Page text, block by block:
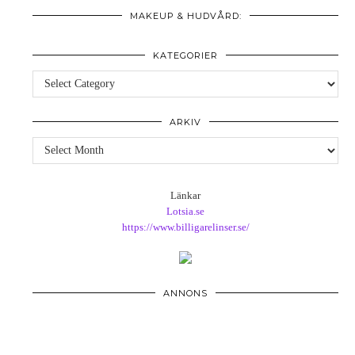
MAKEUP & HUDVÅRD:
KATEGORIER
Kategorier
ARKIV
Arkiv
Länkar
Lotsia.se
https://www.billigarelinser.se/
ANNONS